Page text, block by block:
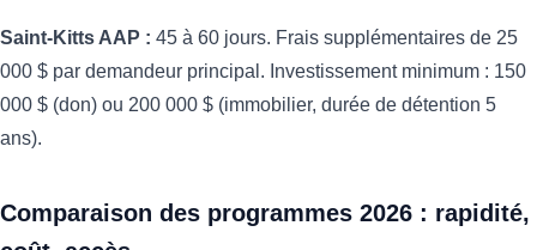
Saint-Kitts AAP : 45 à 60 jours. Frais supplémentaires de 25
000 $ par demandeur principal. Investissement minimum : 150
000 $ (don) ou 200 000 $ (immobilier, durée de détention 5
ans).
Comparaison des programmes 2026 : rapidité,